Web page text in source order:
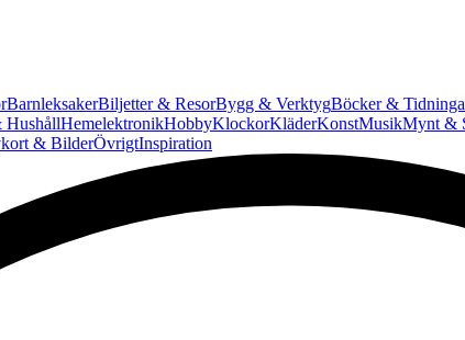
BarnleksakerBiljetter & ResorBygg & VerktygBöcker &
HushållHemelektronikHobbyKlockorKläderKonstMusikMynt &
& BilderÖvrigtInspiration